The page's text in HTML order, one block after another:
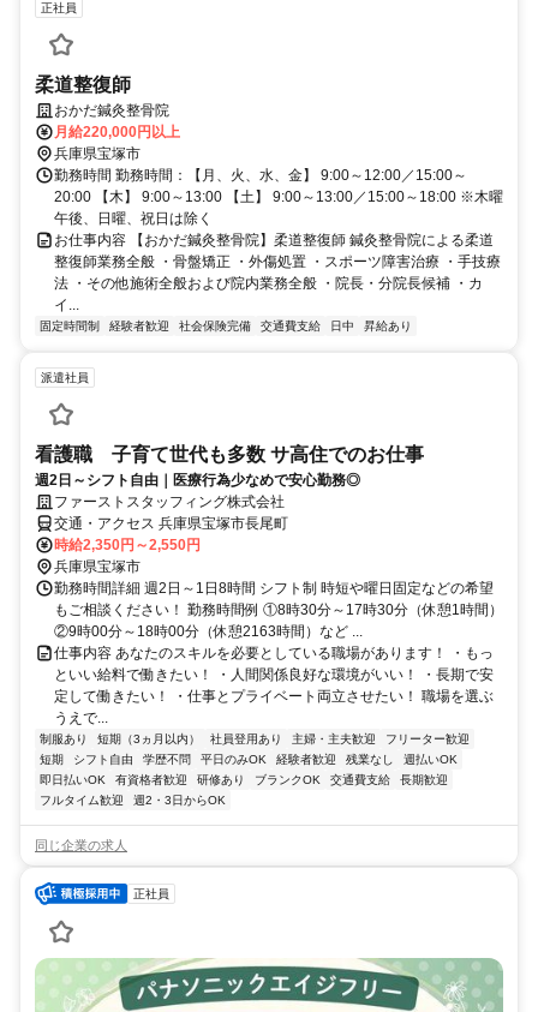
正社員
柔道整復師
おかだ鍼灸整骨院
月給220,000円以上
兵庫県宝塚市
勤務時間 勤務時間：【月、火、水、金】 9:00～12:00／15:00～
20:00 【木】 9:00～13:00 【土】 9:00～13:00／15:00～18:00 ※木曜
午後、日曜、祝日は除く
お仕事内容 【おかだ鍼灸整骨院】柔道整復師 鍼灸整骨院による柔道
整復師業務全般 ・骨盤矯正 ・外傷処置 ・スポーツ障害治療 ・手技療
法 ・その他施術全般および院内業務全般 ・院長・分院長候補 ・カ
イ...
固定時間制 経験者歓迎 社会保険完備 交通費支給 日中 昇給あり
派遣社員
看護職 子育て世代も多数 サ高住でのお仕事
週2日～シフト自由｜医療行為少なめで安心勤務◎
ファーストスタッフィング株式会社
交通・アクセス 兵庫県宝塚市長尾町
時給2,350円～2,550円
兵庫県宝塚市
勤務時間詳細 週2日～1日8時間 シフト制 時短や曜日固定などの希望
もご相談ください！ 勤務時間例 ①8時30分～17時30分（休憩1時間）
②9時00分～18時00分（休憩2163時間）など ...
仕事内容 あなたのスキルを必要としている職場があります！ ・もっ
といい給料で働きたい！ ・人間関係良好な環境がいい！ ・長期で安
定して働きたい！ ・仕事とプライベート両立させたい！ 職場を選ぶ
うえで...
制服あり 短期（3ヵ月以内） 社員登用あり 主婦・主夫歓迎
フリーター歓迎
短期
シフト自由 学歴不問 平日のみOK 経験者歓迎 残業なし
週払いOK
即日払いOK
有資格者歓迎 研修あり ブランクOK 交通費支給
長期歓迎
フルタイム歓迎
週2・3日からOK
同じ企業の求人
正社員